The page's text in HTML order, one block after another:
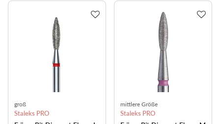
groß
Staleks PRO
mittlere Größe
Staleks PRO